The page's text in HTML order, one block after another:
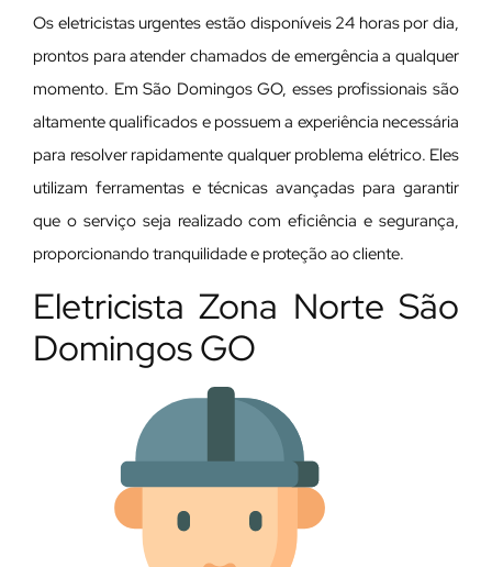
Os eletricistas urgentes estão disponíveis 24 horas por dia,
prontos para atender chamados de emergência a qualquer
momento. Em São Domingos GO, esses profissionais são
altamente qualificados e possuem a experiência necessária
para resolver rapidamente qualquer problema elétrico. Eles
utilizam ferramentas e técnicas avançadas para garantir
que o serviço seja realizado com eficiência e segurança,
proporcionando tranquilidade e proteção ao cliente.
Eletricista Zona Norte São
Domingos GO